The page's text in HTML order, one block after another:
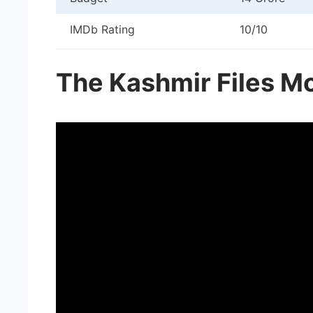
IMDb Rating 10/10
The Kashmir Files